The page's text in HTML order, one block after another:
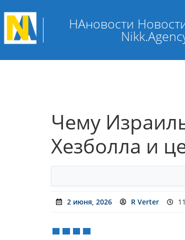
НАновости
Чему
Хезболла и
2 июня, 2026 R Verter